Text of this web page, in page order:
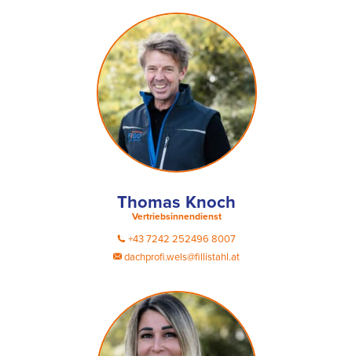
Thomas Knoch
Vertriebsinnendienst
+43 7242 252496 8007
dachprofi.wels@fillistahl.at